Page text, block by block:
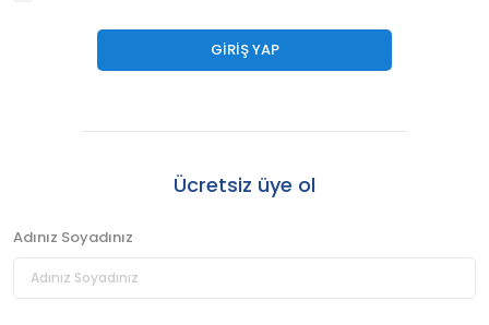
GIRIŞ YAP
Ücretsiz üye ol
Adınız Soyadınız